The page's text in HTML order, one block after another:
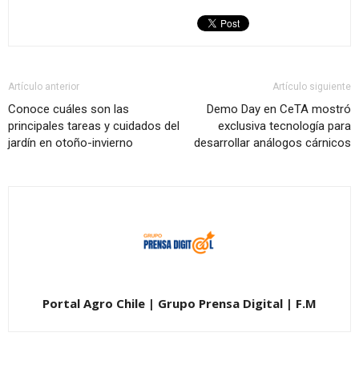
Artículo anterior
Conoce cuáles son las
principales tareas y cuidados del
jardín en otoño-invierno
Artículo siguiente
Demo Day en CeTA mostró
exclusiva tecnología para
desarrollar análogos cárnicos
Portal Agro Chile | Grupo Prensa Digital | F.M